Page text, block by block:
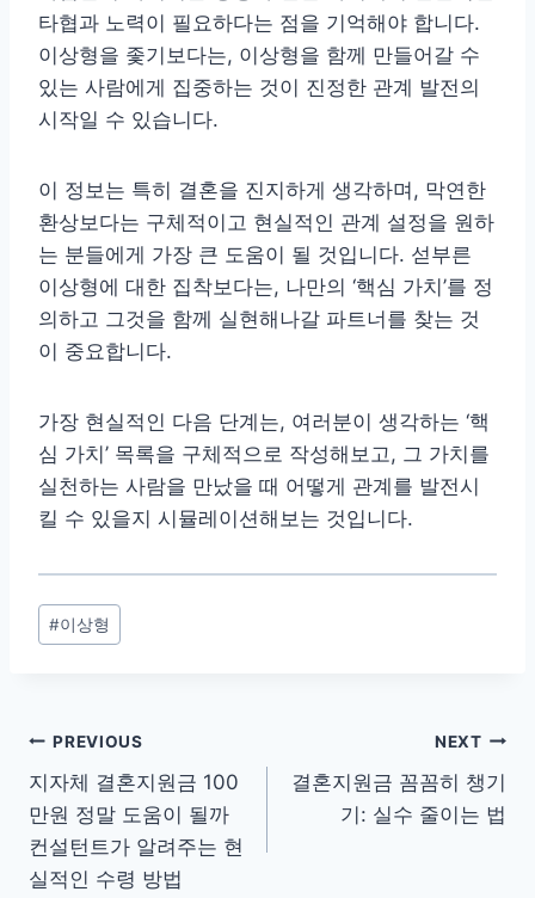
타협과 노력이 필요하다는 점을 기억해야 합니다.
이상형을 좇기보다는, 이상형을 함께 만들어갈 수
있는 사람에게 집중하는 것이 진정한 관계 발전의
시작일 수 있습니다.
이 정보는 특히 결혼을 진지하게 생각하며, 막연한
환상보다는 구체적이고 현실적인 관계 설정을 원하
는 분들에게 가장 큰 도움이 될 것입니다. 섣부른
이상형에 대한 집착보다는, 나만의 ‘핵심 가치’를 정
의하고 그것을 함께 실현해나갈 파트너를 찾는 것
이 중요합니다.
가장 현실적인 다음 단계는, 여러분이 생각하는 ‘핵
심 가치’ 목록을 구체적으로 작성해보고, 그 가치를
실천하는 사람을 만났을 때 어떻게 관계를 발전시
킬 수 있을지 시뮬레이션해보는 것입니다.
Post
Tags:
#이상형
글
탐
색
PREVIOUS
지자체 결혼지원금 100
만원 정말 도움이 될까
컨설턴트가 알려주는 현
실적인 수령 방법
NEXT
결혼지원금 꼼꼼히 챙기
기: 실수 줄이는 법